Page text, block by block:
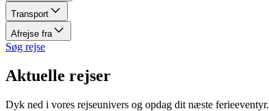
Transport
Afrejse fra
Søg rejse
Aktuelle rejser
Dyk ned i vores rejseunivers og opdag dit næste ferieeventyr.